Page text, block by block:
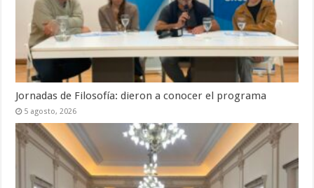
Jornadas de Filosofía: dieron a conocer el programa
5 agosto, 2026